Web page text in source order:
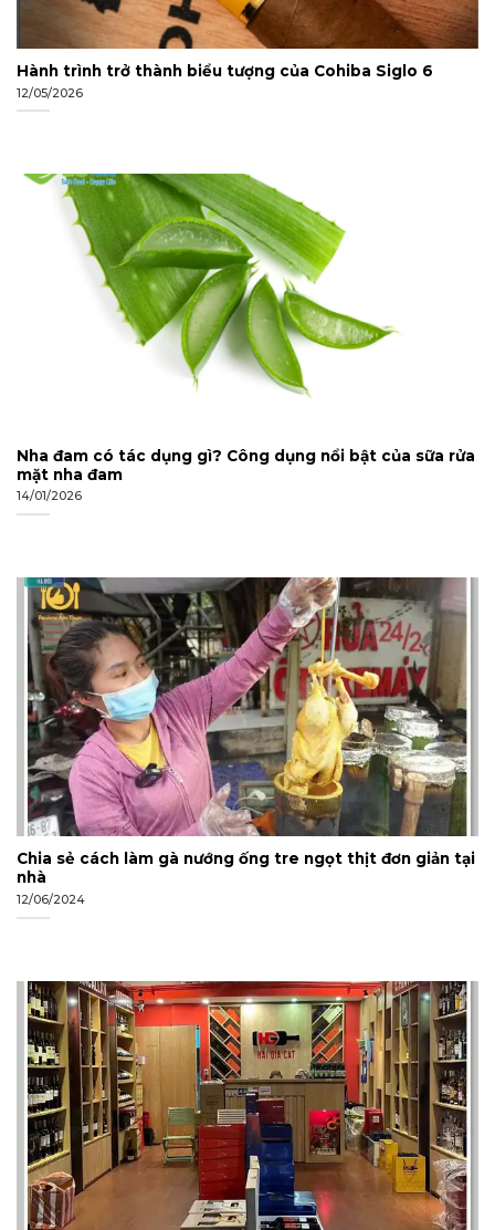
Hành trình trở thành biểu tượng của Cohiba Siglo 6
12/05/2026
Nha đam có tác dụng gì? Công dụng nổi bật của sữa rửa
mặt nha đam
14/01/2026
Chia sẻ cách làm gà nướng ống tre ngọt thịt đơn giản tại
nhà
12/06/2024